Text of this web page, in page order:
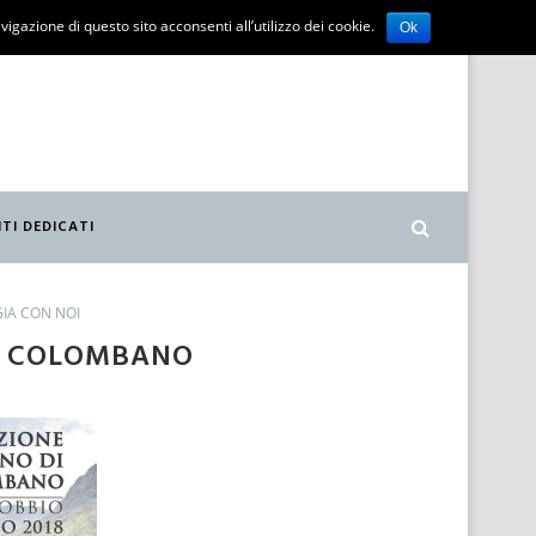
DEDICATI
CON NOI
di questo sito acconsenti all’utilizzo dei cookie. Ok